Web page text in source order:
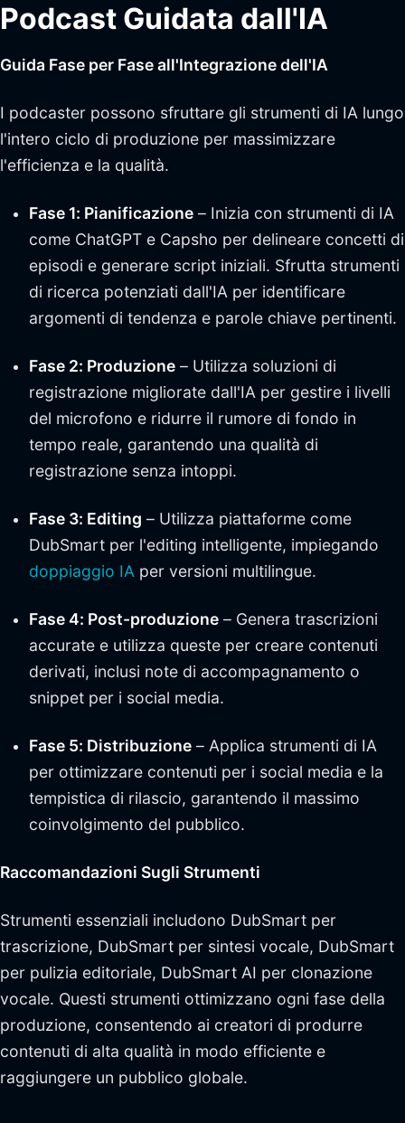
Podcast Guidata dall'IA
Guida Fase per Fase all'Integrazione dell'IA
I podcaster possono sfruttare gli strumenti di IA lungo
l'intero ciclo di produzione per massimizzare
l'efficienza e la qualità.
Fase 1: Pianificazione – Inizia con strumenti di IA
come ChatGPT e Capsho per delineare concetti di
episodi e generare script iniziali. Sfrutta strumenti
di ricerca potenziati dall'IA per identificare
argomenti di tendenza e parole chiave pertinenti.
Fase 2: Produzione – Utilizza soluzioni di
registrazione migliorate dall'IA per gestire i livelli
del microfono e ridurre il rumore di fondo in
tempo reale, garantendo una qualità di
registrazione senza intoppi.
Fase 3: Editing – Utilizza piattaforme come
DubSmart per l'editing intelligente, impiegando
doppiaggio IA per versioni multilingue.
Fase 4: Post-produzione – Genera trascrizioni
accurate e utilizza queste per creare contenuti
derivati, inclusi note di accompagnamento o
snippet per i social media.
Fase 5: Distribuzione – Applica strumenti di IA
per ottimizzare contenuti per i social media e la
tempistica di rilascio, garantendo il massimo
coinvolgimento del pubblico.
Raccomandazioni Sugli Strumenti
Strumenti essenziali includono DubSmart per
trascrizione, DubSmart per sintesi vocale, DubSmart
per pulizia editoriale, DubSmart AI per clonazione
vocale. Questi strumenti ottimizzano ogni fase della
produzione, consentendo ai creatori di produrre
contenuti di alta qualità in modo efficiente e
raggiungere un pubblico globale.